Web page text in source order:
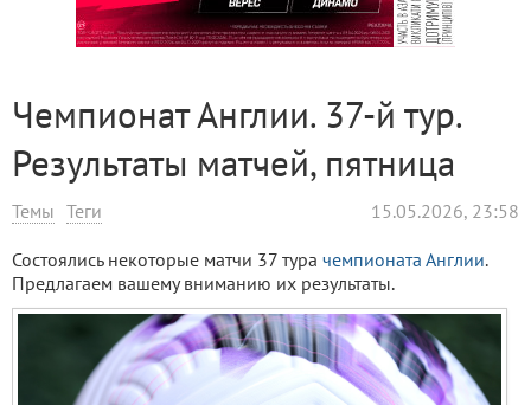
Чемпионат Англии. 37-й тур.
Результаты матчей, пятница
Темы Теги 15.05.2026, 23:58
Состоялись некоторые матчи 37 тура чемпионата Англии.
Предлагаем вашему вниманию их результаты.